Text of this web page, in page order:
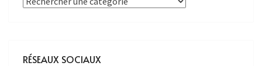
RÉSEAUX SOCIAUX